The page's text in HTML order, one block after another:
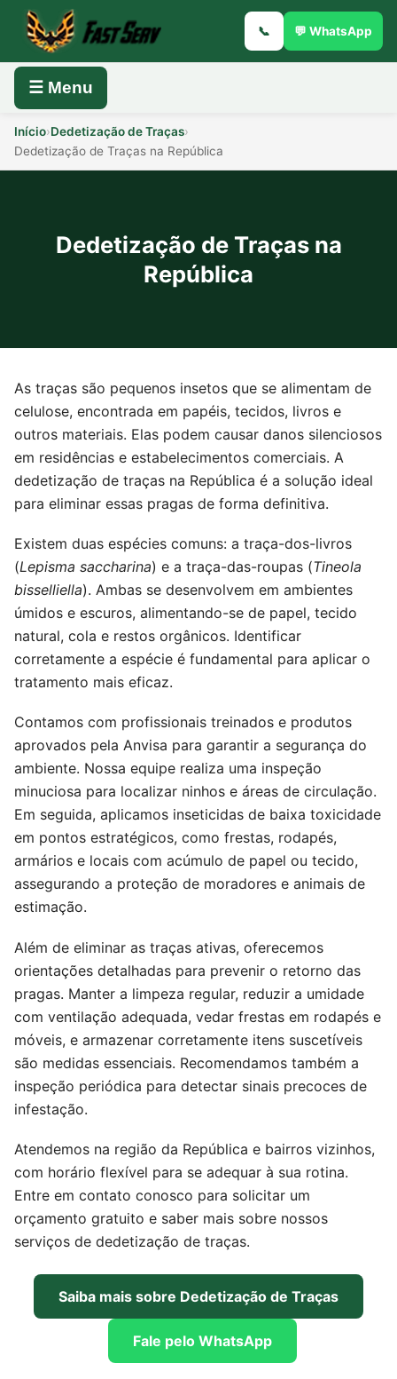
📞 💬 WhatsApp
☰ Menu
Início›Dedetização de Traças›
Dedetização de Traças na República
Dedetização de Traças na
República
As traças são pequenos insetos que se alimentam de
celulose, encontrada em papéis, tecidos, livros e
outros materiais. Elas podem causar danos silenciosos
em residências e estabelecimentos comerciais. A
dedetização de traças na República é a solução ideal
para eliminar essas pragas de forma definitiva.
Existem duas espécies comuns: a traça-dos-livros
(Lepisma saccharina) e a traça-das-roupas (Tineola
bisselliella). Ambas se desenvolvem em ambientes
úmidos e escuros, alimentando-se de papel, tecido
natural, cola e restos orgânicos. Identificar
corretamente a espécie é fundamental para aplicar o
tratamento mais eficaz.
Contamos com profissionais treinados e produtos
aprovados pela Anvisa para garantir a segurança do
ambiente. Nossa equipe realiza uma inspeção
minuciosa para localizar ninhos e áreas de circulação.
Em seguida, aplicamos inseticidas de baixa toxicidade
em pontos estratégicos, como frestas, rodapés,
armários e locais com acúmulo de papel ou tecido,
assegurando a proteção de moradores e animais de
estimação.
Além de eliminar as traças ativas, oferecemos
orientações detalhadas para prevenir o retorno das
pragas. Manter a limpeza regular, reduzir a umidade
com ventilação adequada, vedar frestas em rodapés e
móveis, e armazenar corretamente itens suscetíveis
são medidas essenciais. Recomendamos também a
inspeção periódica para detectar sinais precoces de
infestação.
Atendemos na região da República e bairros vizinhos,
com horário flexível para se adequar à sua rotina.
Entre em contato conosco para solicitar um
orçamento gratuito e saber mais sobre nossos
serviços de dedetização de traças.
Saiba mais sobre Dedetização de Traças
Fale pelo WhatsApp